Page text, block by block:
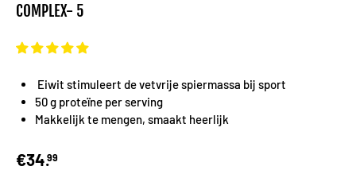
COMPLEX- 5
Eiwit stimuleert de vetvrije spiermassa bij sport
50 g proteïne per serving
Makkelijk te mengen, smaakt heerlijk
€34.99